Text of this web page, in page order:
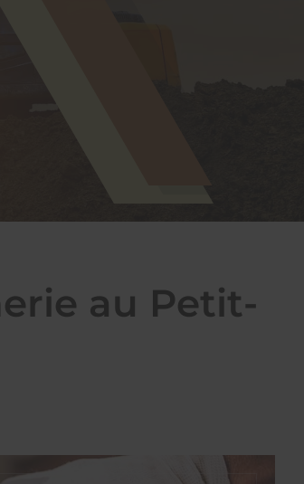
au Petit-